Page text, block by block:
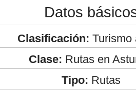
Datos
Clasificación: Turismo
Clase: Rutas en
Tipo: Rutas